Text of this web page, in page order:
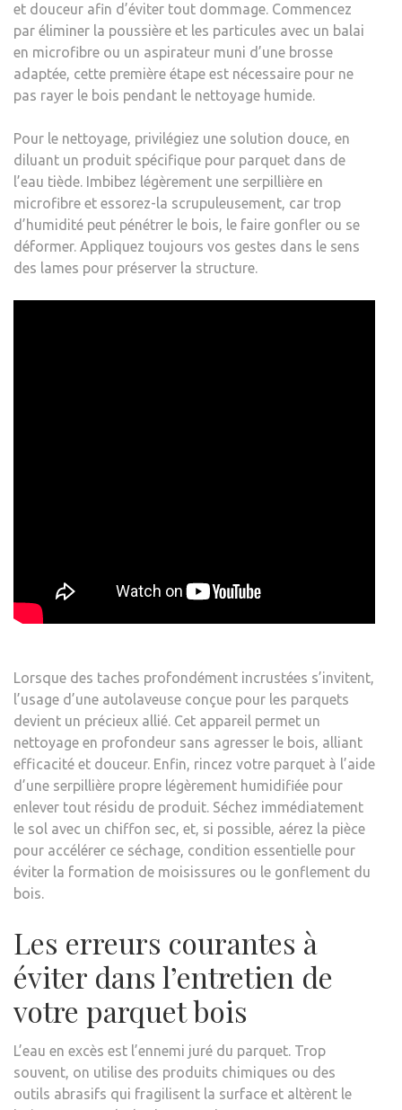
et douceur afin d’éviter tout dommage. Commencez
par éliminer la poussière et les particules avec un balai
en microfibre ou un aspirateur muni d’une brosse
adaptée, cette première étape est nécessaire pour ne
pas rayer le bois pendant le nettoyage humide.
Pour le nettoyage, privilégiez une solution douce, en
diluant un produit spécifique pour parquet dans de
l’eau tiède. Imbibez légèrement une serpillière en
microfibre et essorez-la scrupuleusement, car trop
d’humidité peut pénétrer le bois, le faire gonfler ou se
déformer. Appliquez toujours vos gestes dans le sens
des lames pour préserver la structure.
Lorsque des taches profondément incrustées s’invitent,
l’usage d’une autolaveuse conçue pour les parquets
devient un précieux allié. Cet appareil permet un
nettoyage en profondeur sans agresser le bois, alliant
efficacité et douceur. Enfin, rincez votre parquet à l’aide
d’une serpillière propre légèrement humidifiée pour
enlever tout résidu de produit. Séchez immédiatement
le sol avec un chiffon sec, et, si possible, aérez la pièce
pour accélérer ce séchage, condition essentielle pour
éviter la formation de moisissures ou le gonflement du
bois.
Les erreurs courantes à
éviter dans l’entretien de
votre parquet bois
L’eau en excès est l’ennemi juré du parquet. Trop
souvent, on utilise des produits chimiques ou des
outils abrasifs qui fragilisent la surface et altèrent le